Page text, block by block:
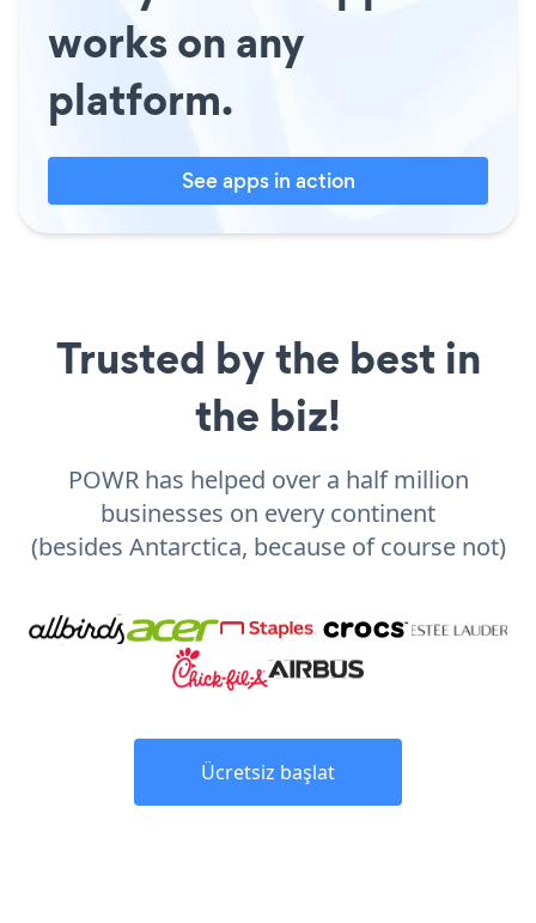
works on any
platform.
See apps in action
Trusted by the best in
the biz!
POWR has helped over a half million
businesses on every continent
(besides Antarctica, because of course not)
Ücretsiz başlat